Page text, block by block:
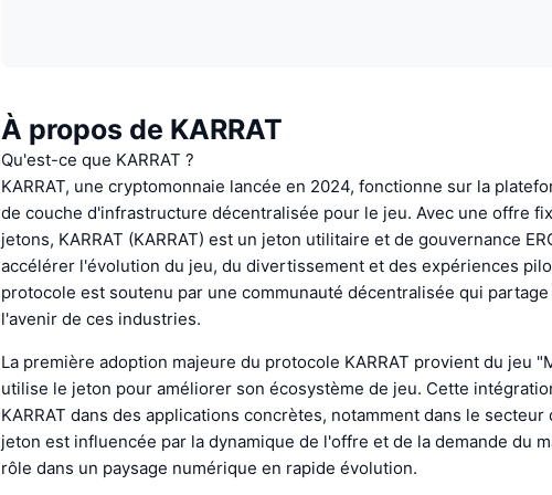
À propos de KARRAT
Qu'est-ce que KARRAT ?
KARRAT, une cryptomonnaie lancée en 2024, fonctionne sur la
de couche d'infrastructure décentralisée pour le jeu. Avec une offre
jetons, KARRAT (KARRAT) est un jeton utilitaire et de gouvernance
accélérer l'évolution du jeu, du divertissement et des expériences
protocole est soutenu par une communauté décentralisée qui
l'avenir de ces industries.
La première adoption majeure du protocole KARRAT provient du jeu
utilise le jeton pour améliorer son écosystème de jeu. Cette
KARRAT dans des applications concrètes, notamment dans le secteur
jeton est influencée par la dynamique de l'offre et de la demande du
rôle dans un paysage numérique en rapide évolution.